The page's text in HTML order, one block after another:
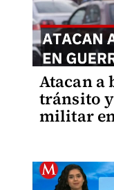
Atacan a
tránsito
militar